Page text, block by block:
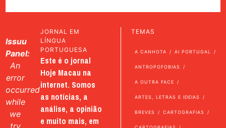
Issuu
Panel:
An
error
occurred
while
we
try
JORNAL EM
LÍNGUA
PORTUGUESA
Este é o jornal
Hoje Macau na
internet. Somos
as notícias, a
análise, a opinião
e muito mais, em
TEMAS
A CANHOTA AI PORTUGAL
ANTROPOFOBIAS
A OUTRA FACE
ARTES, LETRAS E IDEIAS
BREVES CARTOGRAFIAS